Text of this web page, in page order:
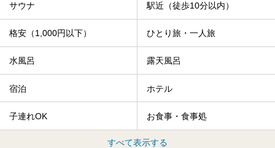
サウナ 駅近（徒歩10分以内）
格安（1,000円以下） ひとり旅・一人旅
水風呂 露天風呂
宿泊 ホテル
子連れOK お食事・食事処
すべて表示する